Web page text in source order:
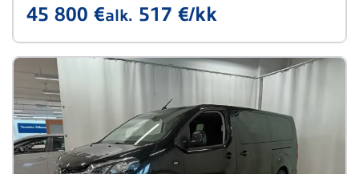
45 800 €alk. 517 €/kk